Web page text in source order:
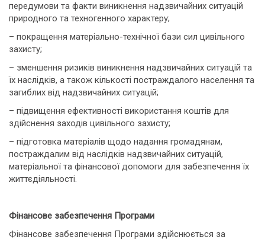
передумови та факти виникнення надзвичайних ситуацій
природного та техногенного характеру;
– покращення матеріально-технічної бази сил цивільного
захисту;
– зменшення ризиків виникнення надзвичайних ситуацій та
їх наслідків, а також кількості постраждалого населення та
загиблих від надзвичайних ситуацій;
– підвищення ефективності використання коштів для
здійснення заходів цивільного захисту;
– підготовка матеріалів щодо надання громадянам,
постраждалим від наслідків надзвичайних ситуацій,
матеріальної та фінансової допомоги для забезпечення їх
життєдіяльності.
Фінансове забезпечення Програми
Фінансове забезпечення Програми здійснюється за